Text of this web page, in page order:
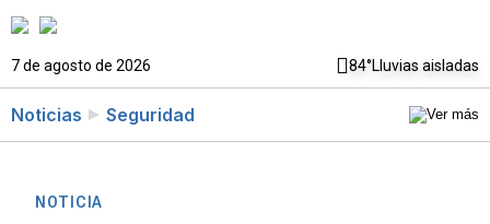
7 de agosto de 2026 84°Lluvias aisladas
Noticias Seguridad
NOTICIA